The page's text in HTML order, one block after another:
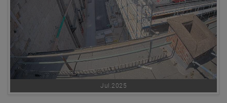
Jul.2025